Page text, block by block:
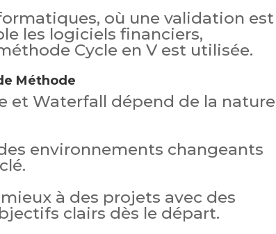
où une validation est
les logiciels financiers,
Cycle en V est utilisée.
Méthode
et Waterfall dépend de la nature
environnements changeants
à des projets avec des
clairs dès le départ.